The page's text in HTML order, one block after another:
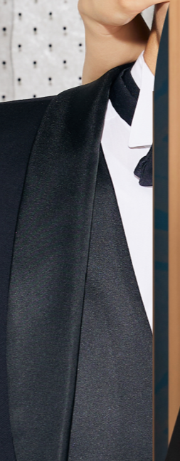
無料相談予約
来店・オンライン